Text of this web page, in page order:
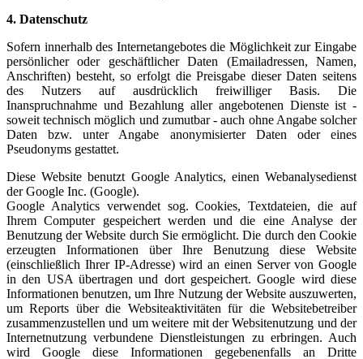
4. Datenschutz
Sofern innerhalb des Internetangebotes die Möglichkeit zur Eingabe
persönlicher oder
geschäftlicher Daten (Emailadressen, Namen,
Anschriften) besteht, so erfolgt die Preisgabe dieser Daten seitens
des Nutzers auf ausdrücklich freiwilliger Basis. Die
Inanspruchnahme und Bezahlung aller angebotenen Dienste ist -
soweit technisch möglich und zumutbar - auch ohne Angabe solcher
Daten bzw. unter Angabe anonymisierter Daten oder
eines
Pseudonyms gestattet.
Diese Website benutzt Google Analytics, einen Webanalysedienst
der Google Inc. (Google).
Google Analytics verwendet sog. Cookies, Textdateien, die auf
Ihrem Computer gespeichert werden und die eine Analyse der
Benutzung der Website durch Sie ermöglicht. Die durch den Cookie
erzeugten Informationen über Ihre Benutzung diese Website
(einschließlich Ihrer IP-Adresse) wird an einen Server von Google
in den USA übertragen und dort gespeichert. Google wird diese
Informationen benutzen, um Ihre Nutzung der Website auszuwerten,
um Reports über die Websiteaktivitäten für die Websitebetreiber
zusammenzustellen und um weitere mit der Websitenutzung und der
Internetnutzung verbundene Dienstleistungen zu erbringen. Auch
wird Google diese Informationen gegebenenfalls an Dritte